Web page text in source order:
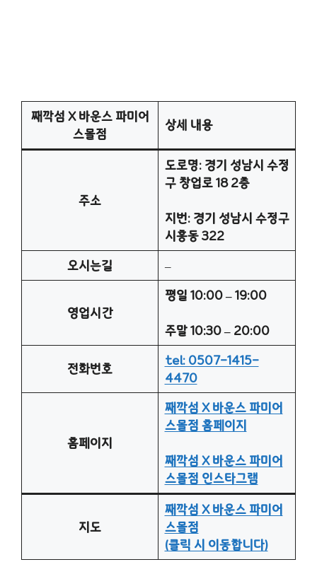
째깍섬 X 바운스 파미어
스몰점
상세 내용
주소
도로명: 경기 성남시 수정
구 창업로 18 2층
지번: 경기 성남시 수정구
시흥동 322
오시는길
–
영업시간
평일 10:00 – 19:00
주말 10:30 – 20:00
전화번호
tel: 0507-1415-
4470
홈페이지
째깍섬 X 바운스 파미어
스몰점 홈페이지
째깍섬 X 바운스 파미어
스몰점 인스타그램
지도
째깍섬 X 바운스 파미어
스몰점
(클릭 시 이동합니다)